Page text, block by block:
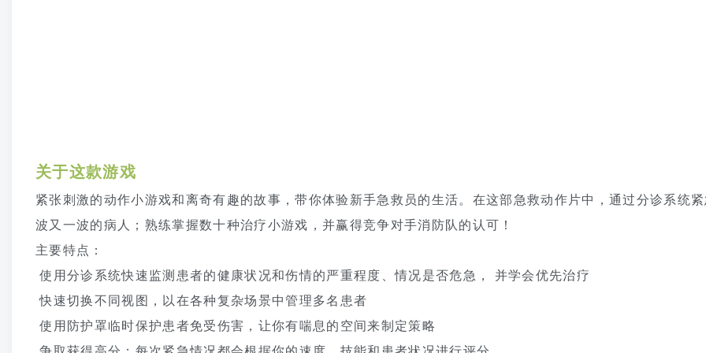
关于这款游戏
紧张刺激的动作小游戏和离奇有趣的故事，带你体验新手急救员的生活。在这部急救动作片中，通过分诊系统
波又一波的病人；熟练掌握数十种治疗小游戏，并赢得竞争对手消防队的认可！
主要特点：
使用分诊系统快速监测患者的健康状况和伤情的严重程度、情况是否危急， 并学会优先治疗
快速切换不同视图，以在各种复杂场景中管理多名患者
使用防护罩临时保护患者免受伤害，让你有喘息的空间来制定策略